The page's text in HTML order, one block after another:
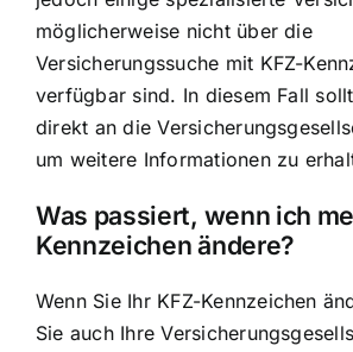
möglicherweise nicht über die
Versicherungssuche mit KFZ-
verfügbar sind. In diesem Fall
direkt an die
um weitere Informationen zu
Was passiert, wenn ich
Kennzeichen ändere?
Wenn Sie Ihr KFZ-Kennzeichen
Sie auch Ihre